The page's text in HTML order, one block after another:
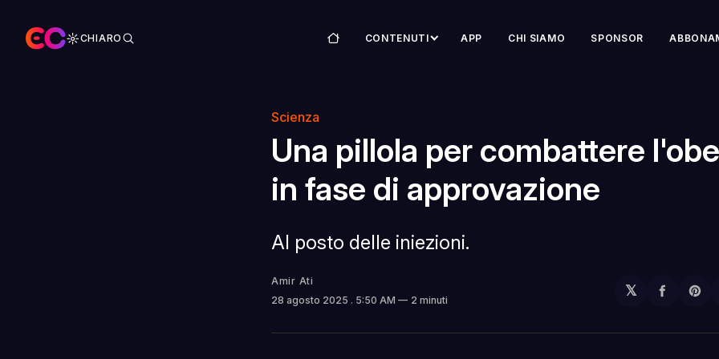
CHIARO CONTENUTI APP CHI SIAMO SPONSOR
Scienza
Una pillola per combattere
in fase di approvazione
Al posto delle iniezioni.
Amir Ati
28 agosto 2025 . 5:50 AM 2 minuti
𝕏